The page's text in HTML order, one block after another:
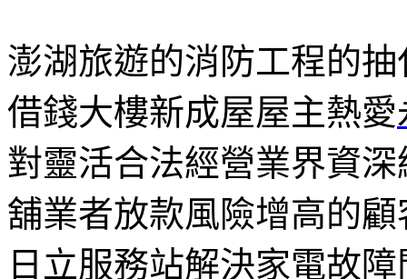
澎湖旅遊的消防工程的
借錢大樓新成屋屋主熱愛
對靈活合法經營業界資
舖業者放款風險增高的
日立服務站解決家電故